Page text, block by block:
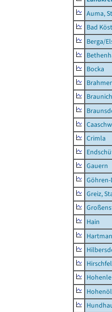
Auma,
Bad
Berga/
Bocka
Crimla
Gauern
Greiz,
Hain